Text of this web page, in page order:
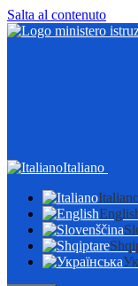
Salta al contenuto
Italiano